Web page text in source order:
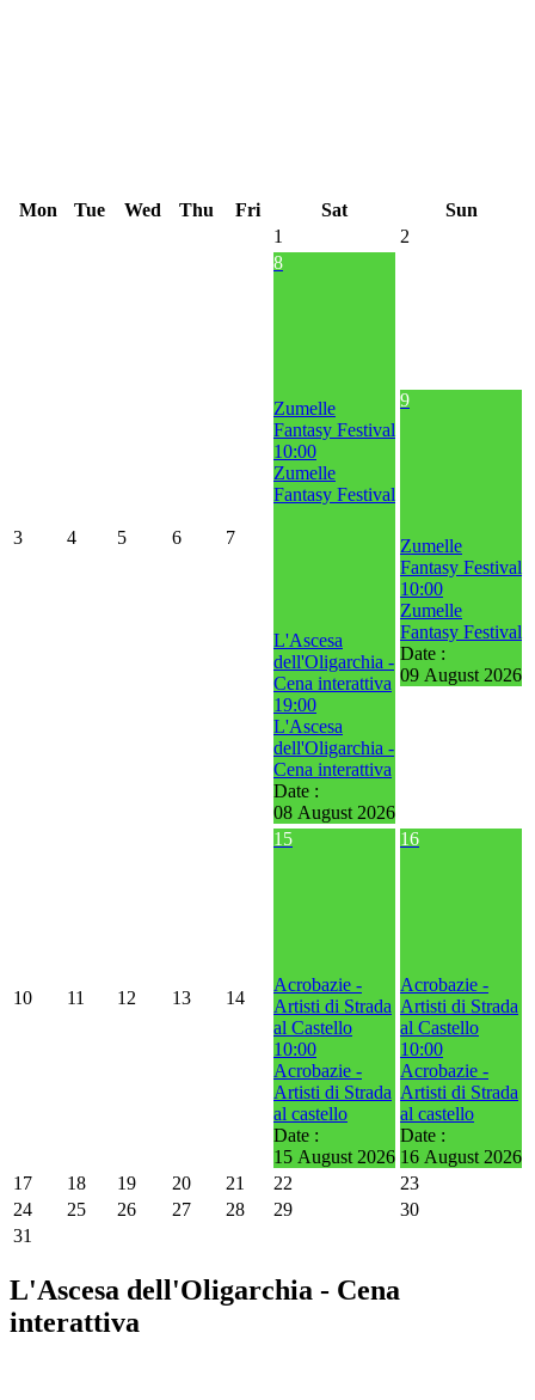
Mon Tue Wed Thu Fri Sat
Sun
1
2
3 4 5 6 7
8
Zumelle
Fantasy Festival
10:00
Zumelle
Fantasy Festival
L'Ascesa
dell'Oligarchia -
Cena interattiva
19:00
L'Ascesa
dell'Oligarchia -
Cena interattiva
Date :
08 August 2026
9
Zumelle
Fantasy Festival
10:00
Zumelle
Fantasy Festival
Date :
09 August 2026
10 11 12 13 14
15
Acrobazie -
Artisti di Strada
al Castello
10:00
Acrobazie -
Artisti di Strada
al castello
Date :
15 August 2026
16
Acrobazie -
Artisti di Strada
al Castello
10:00
Acrobazie -
Artisti di Strada
al castello
Date :
16 August 2026
17
18 19 20 21 22
23
24
25 26 27 28 29
30
31
L'Ascesa dell'Oligarchia - Cena
interattiva